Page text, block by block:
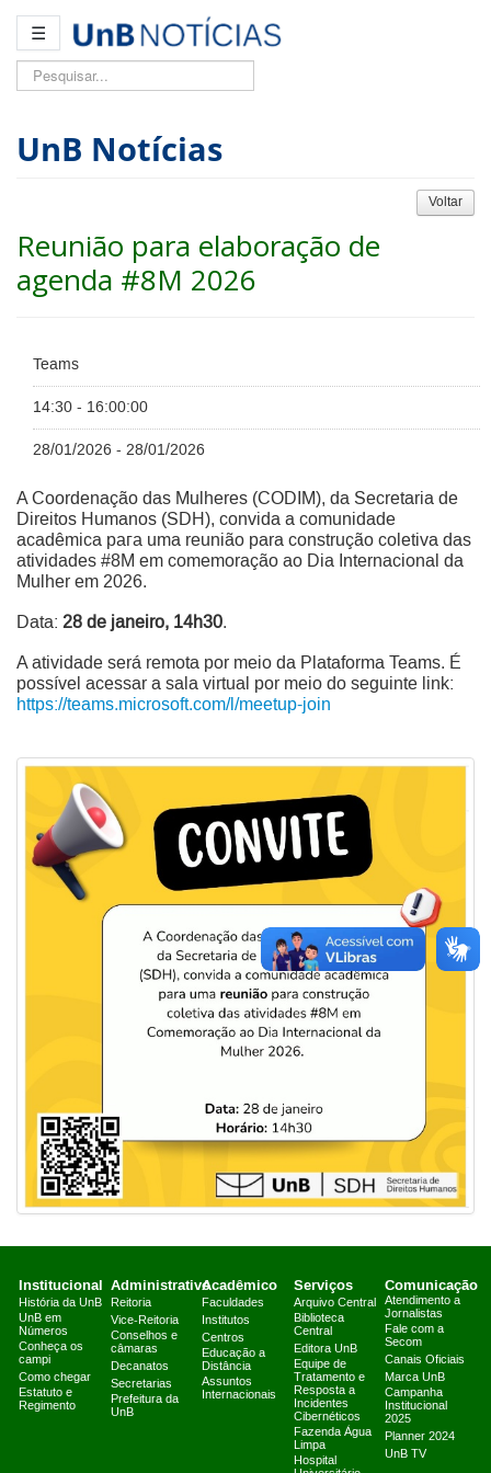
☰
Pesquisar...
UnB Notícias
Voltar
Reunião para elaboração de
agenda #8M 2026
Teams
14:30 - 16:00:00
28/01/2026 - 28/01/2026
A Coordenação das Mulheres (CODIM), da Secretaria de
Direitos Humanos (SDH), convida a comunidade
acadêmica рага uma reunião para construção coletiva das
atividades #8M em comemoração ao Dia Internacional da
Mulher em 2026.
Data: 28 de janeiro, 14h30.
A atividade será remota por meio da Plataforma Teams. É
possível acessar a sala virtual por meio do seguinte link:
https://teams.microsoft.com/l/meetup-join
Institucional
História da UnB
UnB em
Números
Conheça os
campi
Como chegar
Estatuto e
Regimento
Administrativo
Reitoria
Vice-Reitoria
Conselhos e
câmaras
Decanatos
Secretarias
Prefeitura da
UnB
Acadêmico
Faculdades
Institutos
Centros
Educação a
Distância
Assuntos
Internacionais
Serviços
Arquivo Central
Biblioteca
Central
Editora UnB
Equipe de
Tratamento e
Resposta a
Incidentes
Cibernéticos
Fazenda Água
Limpa
Hospital
Comunicação
Atendimento a
Jornalistas
Fale com a
Secom
Canais Oficiais
Marca UnB
Campanha
Institucional
2025
Planner 2024
UnB TV